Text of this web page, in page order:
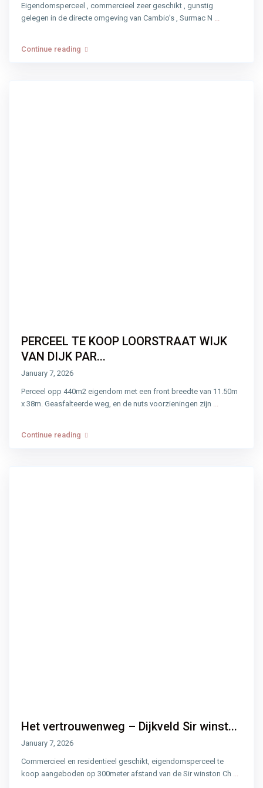
Eigendomsperceel , commercieel zeer geschikt , gunstig
gelegen in de directe omgeving van Cambio’s , Surmac N
Continue reading
PERCEEL TE KOOP LOORSTRAAT WIJK
VAN DIJK PAR...
January 7, 2026
Perceel opp 440m2 eigendom met een front breedte van 11.50m
x 38m. Geasfalteerde weg, en de nuts voorzieningen zijn
Continue reading
Het vertrouwenweg – Dijkveld Sir winst...
January 7, 2026
Commercieel en residentieel geschikt, eigendomsperceel te
koop aangeboden op 300meter afstand van de Sir winston Ch ...